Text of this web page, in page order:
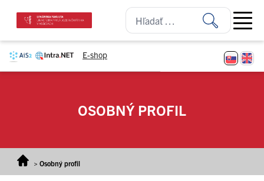
E-shop
Open
OSOBNÝ PROFIL
> Osobný profil